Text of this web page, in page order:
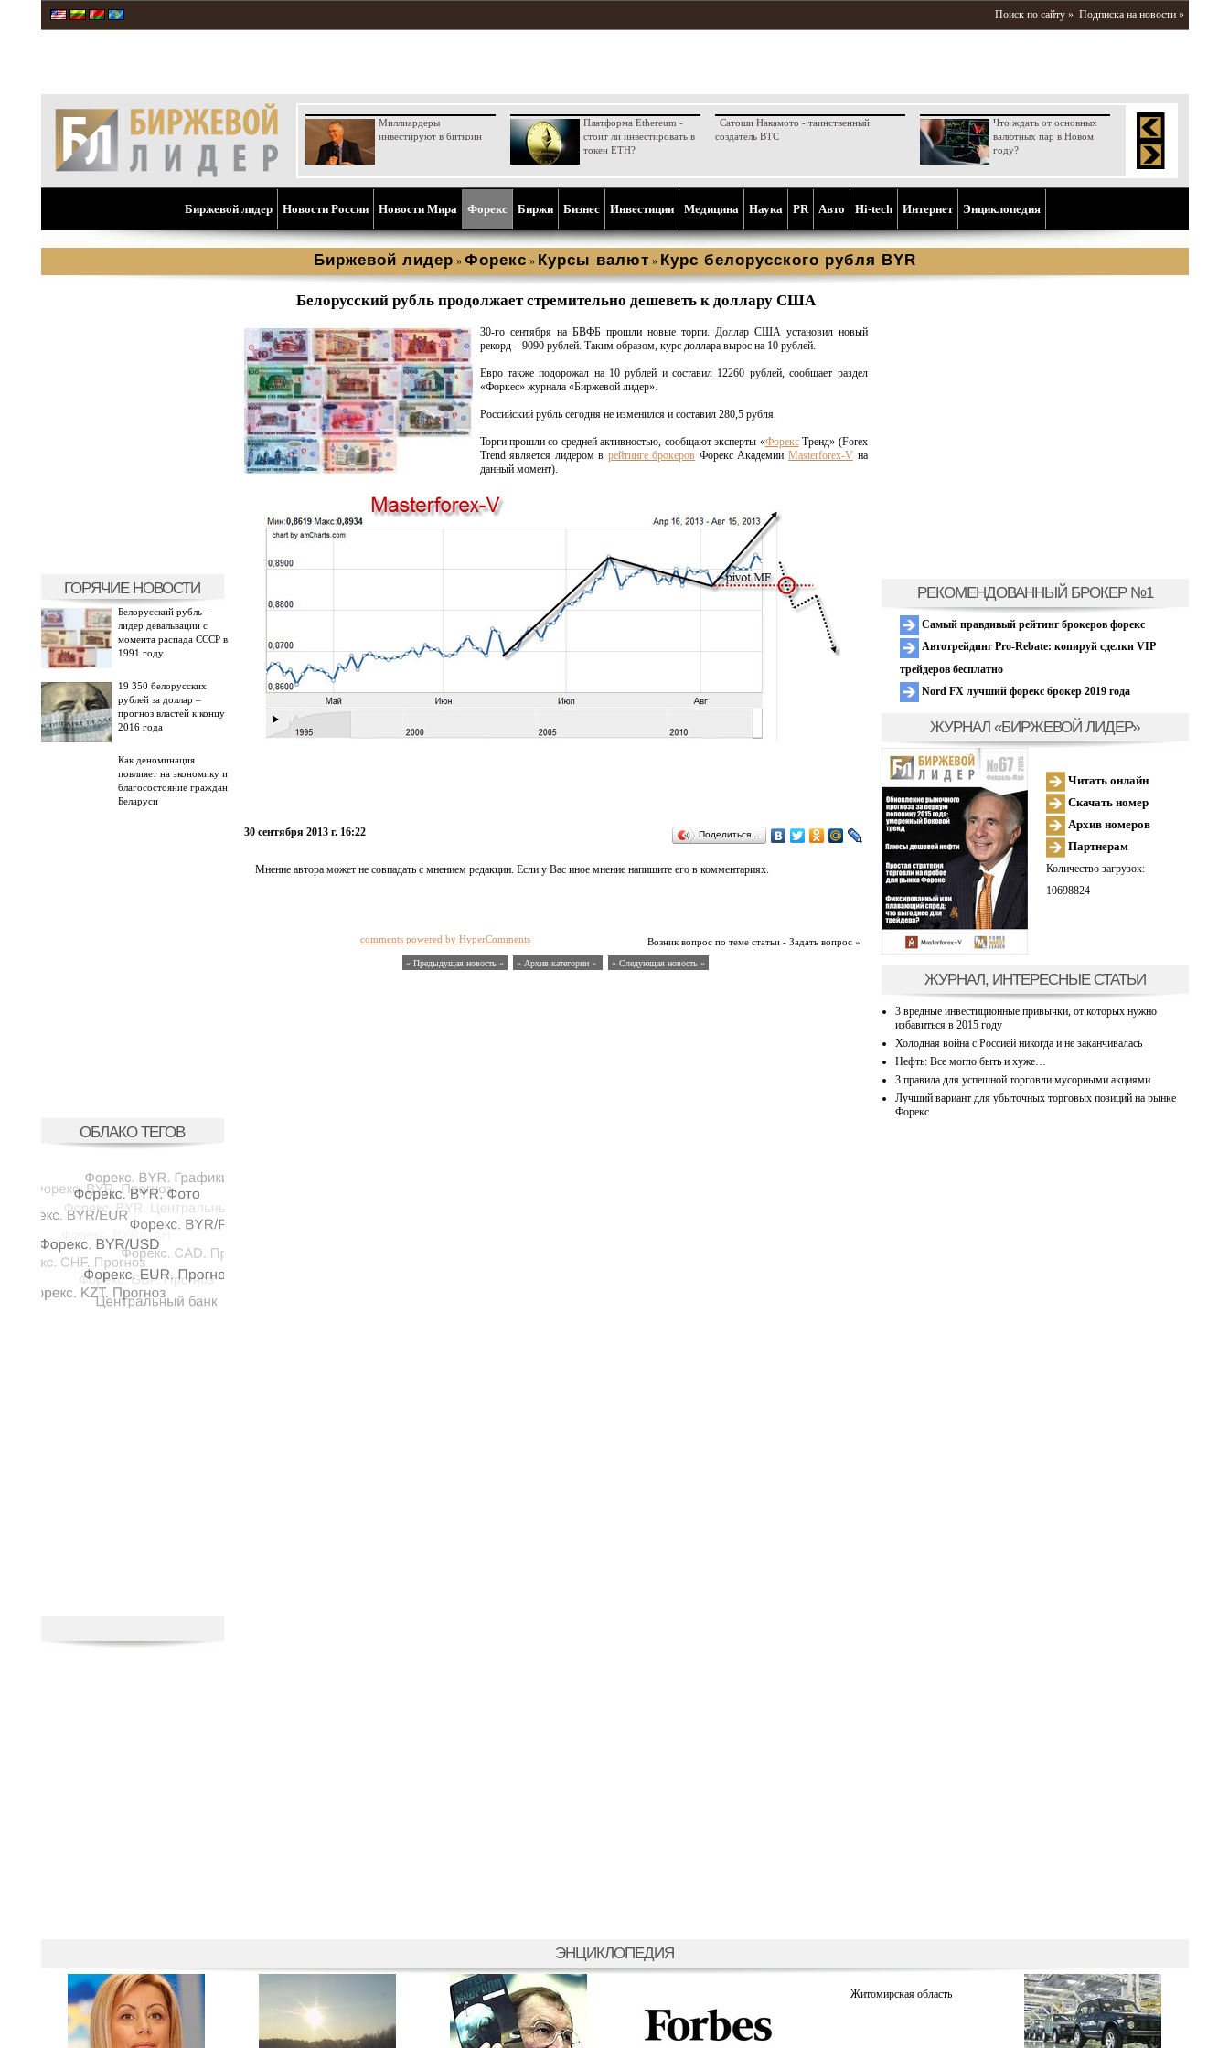
Поиск по сайту » Подписка на новости »
Миллиардеры
инвестируют в биткоин
Платформа Ethereum -
стоит ли инвестировать в
токен ETH?
Сатоши Накамото - таинственный
создатель BTC
Что ждать от основных
валютных пар в Новом
году?
Биржевой лидер Новости России Новости Мира Форекс Биржи Бизнес Инвестиции Медицина Наука PR Aвто Hi-tech Интернет Энциклопедия
Биржевой лидер » Форекс » Курсы валют » Курс белорусского рубля BYR
ГОРЯЧИЕ НОВОСТИ
Белорусский рубль –
лидер девальвации с
момента распада СССР в
1991 году
19 350 белорусских
рублей за доллар –
прогноз властей к концу
2016 года
Как деноминация
повлияет на экономику и
благосостояние граждан
Беларуси
ОБЛАКО ТЕГОВ
Белорусский рубль продолжает стремительно дешеветь к доллару США
30-го сентября на БВФБ прошли новые торги. Доллар США установил новый
рекорд – 9090 рублей. Таким образом, курс доллара вырос на 10 рублей.
Евро также подорожал на 10 рублей и составил 12260 рублей, сообщает раздел
«Форкес» журнала «Биржевой лидер».
Российский рубль сегодня не изменился и составил 280,5 рубля.
Торги прошли со средней активностью, сообщают эксперты «ФорексТренд» (Forex
Trend является лидером в рейтинге брокеров Форекс Академии Masterforex-Vна
данный момент).
30 сентября 2013 г. 16:22 Поделиться…
Мнение автора может не совпадать с мнением редакции. Если у Вас иное мнение напишите его в комментариях.
Возник вопрос по теме статьи - Задать вопрос »
comments powered by HyperComments
« Предыдущая новость « » Архив категории « » Следующая новость »
РЕКОМЕНДОВАННЫЙ БРОКЕР №1
Самый правдивый рейтинг брокеров форекс
Автотрейдинг Pro-Rebate: копируй сделки VIP
трейдеров бесплатно
Nord FX лучший форекс брокер 2019 года
ЖУРНАЛ «БИРЖЕВОЙ ЛИДЕР»
Читать онлайн
Скачать номер
Архив номеров
Партнерам
Количество загрузок:
10698824
ЖУРНАЛ, ИНТЕРЕСНЫЕ СТАТЬИ
3 вредные инвестиционные привычки, от которых нужно
избавиться в 2015 году
Холодная война с Россией никогда и не заканчивалась
Нефть: Все могло быть и хуже…
3 правила для успешной торговли мусорными акциями
Лучший вариант для убыточных торговых позиций на рынке
Форекс
ЭНЦИКЛОПЕДИЯ
Житомирская область